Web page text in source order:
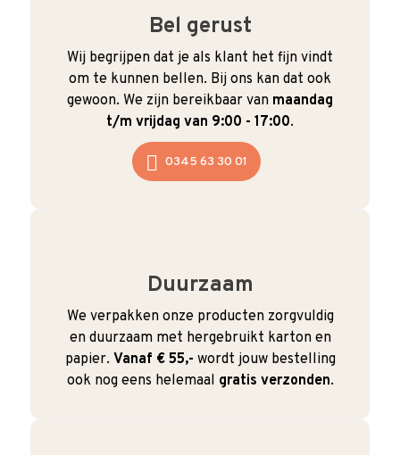
Bel gerust
Wij begrijpen dat je als klant het fijn vindt
om te kunnen bellen. Bij ons kan dat ook
gewoon. We zijn bereikbaar van maandag
t/m vrijdag van 9:00 - 17:00.
0345 63 30 01
Duurzaam
We verpakken onze producten zorgvuldig
en duurzaam met hergebruikt karton en
papier. Vanaf € 55,- wordt jouw bestelling
ook nog eens helemaal gratis verzonden.